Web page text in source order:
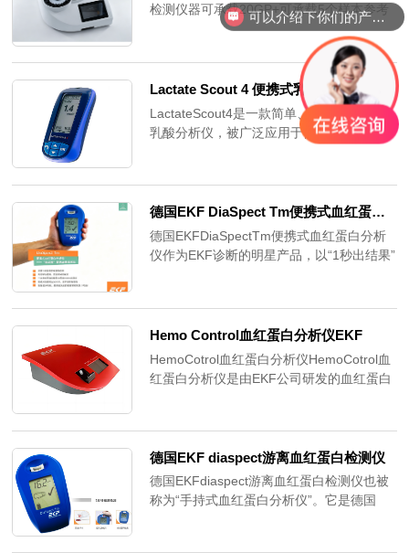
检测仪器可承载20GP+可承载5个样本参考
级别的葡萄糖与乳酸快速精准定量检测。
Lactate Scout 4 便携式乳酸分析仪
LactateScout4是一款简单、准确、可靠的
乳酸分析仪，被广泛应用于体育科学领域和
析都适用。
德国EKF DiaSpect Tm便携式血红蛋白分析仪
德国EKFDiaSpectTm便携式血红蛋白分析
仪作为EKF诊断的明星产品，以“1秒出结果”
设备。
Hemo Control血红蛋白分析仪EKF
HemoCotrol血红蛋白分析仪HemoCotrol血
红蛋白分析仪是由EKF公司研发的血红蛋白
库、医院和医生办公室，用于进行常规的贫
血检查。HemoCotrol配备背光屏幕、软负
载试管架和集成可充电电池，无论是固定还
是移动使用，都非常方便。
德国EKF diaspect游离血红蛋白检测仪
德国EKFdiaspect游离血红蛋白检测仪也被
称为“手持式血红蛋白分析仪”。它是德国
可以介绍下你们的产品么？